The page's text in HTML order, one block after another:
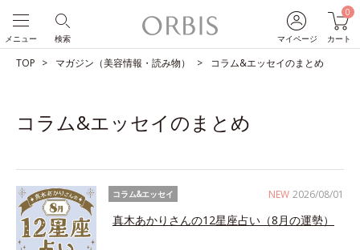
マイページ
0
カート
検索
メニュー
TOP マガジン（美容情報・読み物） コラム&エッセイのまとめ
コラム&エッセイのまとめ
NEW 2026/08/01
コラム&エッセイ
真木あかりさんの12星座占い（8月の運勢）